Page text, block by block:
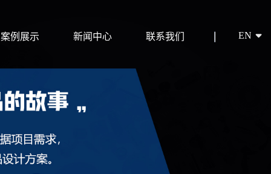
案例展示 新闻中心 联系我们 EN